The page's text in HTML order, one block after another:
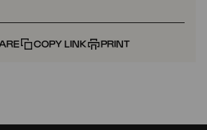
COPY LINK PRINT